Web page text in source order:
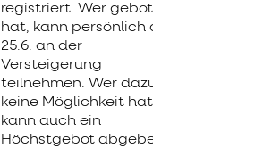
registriert. Wer geboten
hat, kann persönlich am
25.6. an der
Versteigerung
teilnehmen. Wer dazu
keine Möglichkeit hat,
kann auch ein
Höchstgebot abgeben.